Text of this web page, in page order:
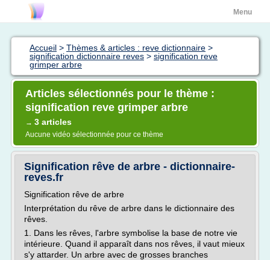
Menu
Accueil > Thèmes & articles : reve dictionnaire >
signification dictionnaire reves > signification reve
grimper arbre
Articles sélectionnés pour le thème :
signification reve grimper arbre
→ 3 articles
Aucune vidéo sélectionnée pour ce thème
Signification rêve de arbre - dictionnaire-
reves.fr
Signification rêve de arbre
Interprétation du rêve de arbre dans le dictionnaire des
rêves.
1. Dans les rêves, l'arbre symbolise la base de notre vie
intérieure. Quand il apparaît dans nos rêves, il vaut mieux
s'y attarder. Un arbre avec de grosses branches